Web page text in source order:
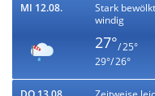
MI 12.08.
Stark
windig
27°/ 25°
29°/ 26°